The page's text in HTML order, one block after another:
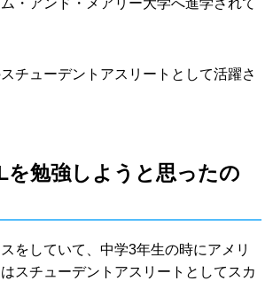
チューデントアスリートとして活躍さ
を勉強しようと思ったの
をしていて、中学3年生の時にアメリ
スチューデントアスリートとしてスカ